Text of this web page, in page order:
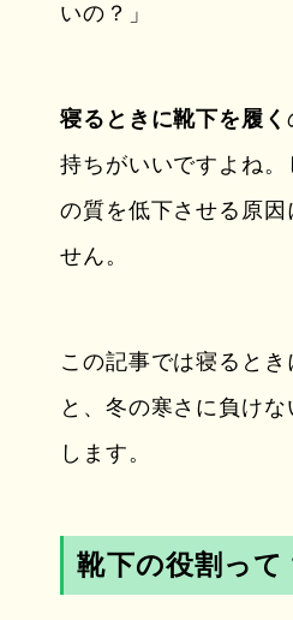
いの？」
寝るときに靴下を履く
持ちがいいですよね
の質を低下させる原
せん。
この記事では寝ると
と、冬の寒さに負け
します。
靴下の役割って